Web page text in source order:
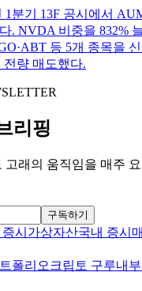
1분기 13F 공시에서
. NVDA 비중을 832%
등 5개 종목을
량 매도했다.
리핑
고래의 움직임을 매주
구독하기
시 가상자산국내 증시
폴리오 크립토 구루내